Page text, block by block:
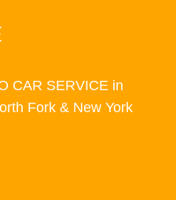
CAR SERVICE in
Fork & New York